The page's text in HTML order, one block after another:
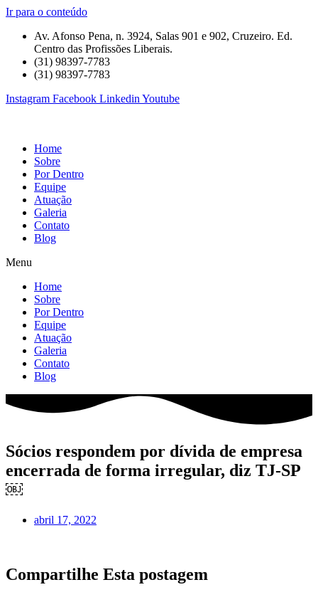
Ir para o conteúdo
Av. Afonso Pena, n. 3924, Salas 901 e 902, Cruzeiro. Ed.
Centro das Profissões Liberais.
(31) 98397-7783
(31) 98397-7783
Instagram Facebook Linkedin Youtube
Home
Sobre
Por Dentro
Equipe
Atuação
Galeria
Contato
Blog
Menu
Home
Sobre
Por Dentro
Equipe
Atuação
Galeria
Contato
Blog
Sócios respondem por dívida de empresa
encerrada de forma irregular, diz TJ-SP
￼
abril 17, 2022
Compartilhe Esta postagem